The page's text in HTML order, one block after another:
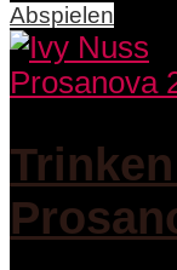
Abspielen
Prosanova